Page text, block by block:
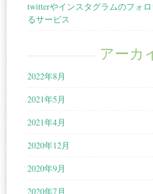
twitterやインスタグラムのフォ
るサービス
アーカ
2022年8月
2021年5月
2021年4月
2020年12月
2020年9月
2020年7月